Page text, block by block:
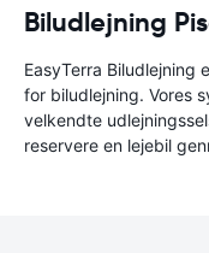
Biludlejning
EasyTerra Biludlejning
for biludlejning. Vores
velkendte
reservere en lejebil